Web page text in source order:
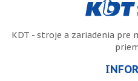
KDT - stroje a zariadenia pre